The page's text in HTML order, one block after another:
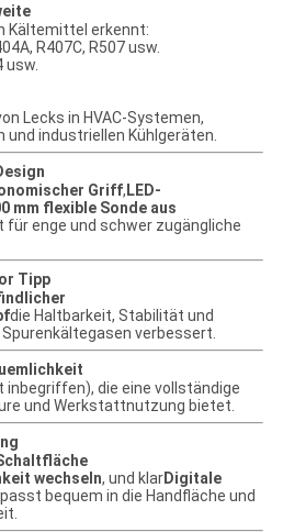
Kältemittel erkennt:
R407C, R507 usw.
usw.
Lecks in HVAC-Systemen,
und industriellen Kühlgeräten.
Griff, LED-
mm flexible Sonde aus
enge und schwer zugängliche
Tipp
die Haltbarkeit, Stabilität und
verbessert.
inbegriffen), die eine vollständige
und Werkstattnutzung bietet.
wechseln, und klarDigitale
bequem in die Handfläche und